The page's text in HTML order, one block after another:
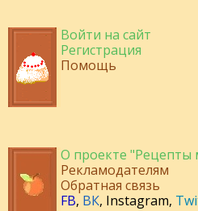
Войти на сайт
Регистрация
Помощь
О проекте "Рецепты
Рекламодателям
Обратная связь
FB, ВК, Instagram,